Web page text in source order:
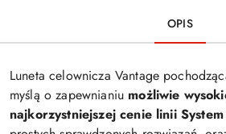
OPIS
Luneta celownicza Vantage
myślą o zapewnianiu możliwie
najkorzystniejszej cenie linii